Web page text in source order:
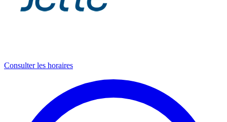
Consulter les horaires